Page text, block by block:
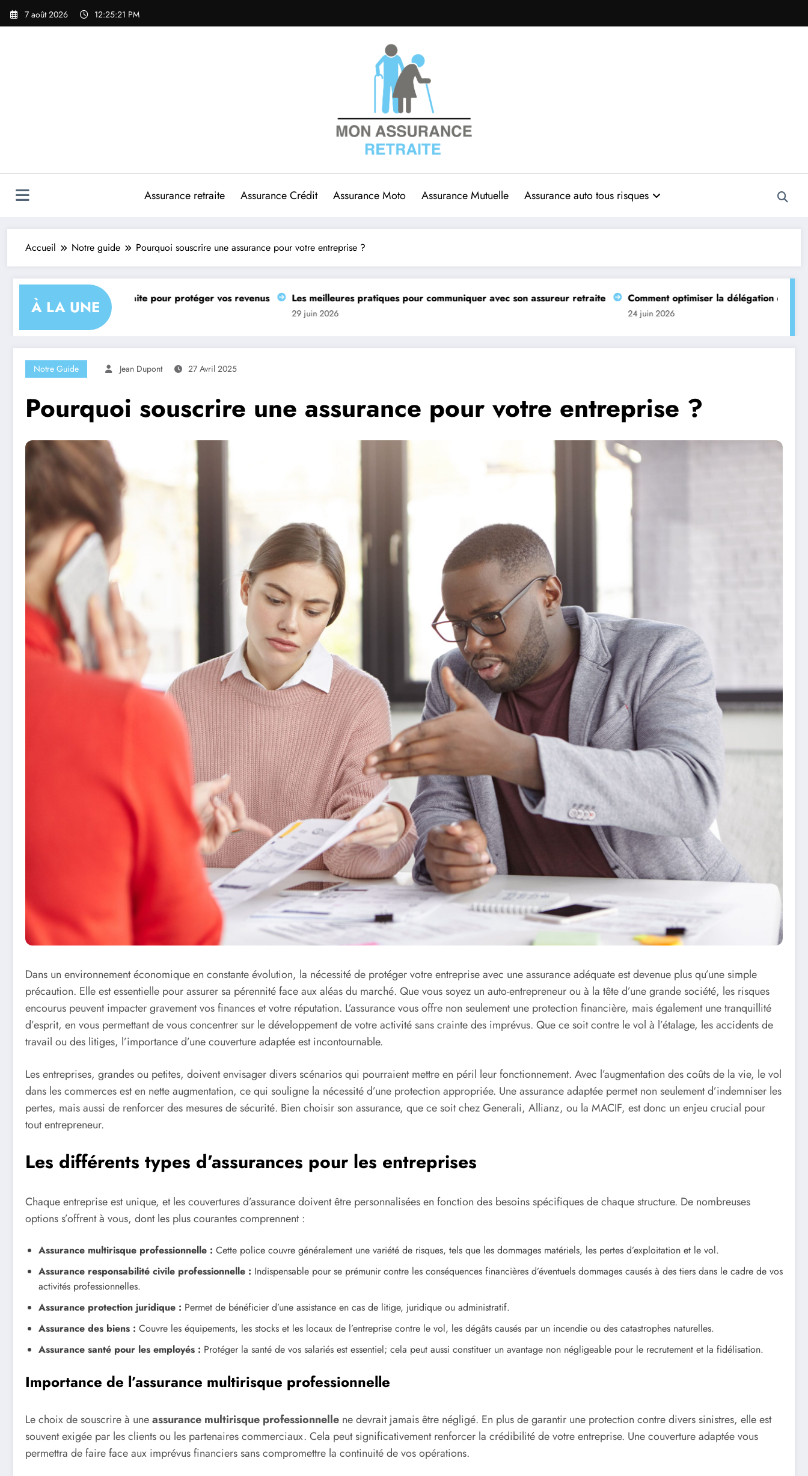
Aller
7 août 2026 12:25:23 PM
Assurance retraite Assurance Crédit Assurance Moto Assurance Mutuelle Assurance auto tous risques
Accueil Notre guide Pourquoi souscrire une assurance pour votre entreprise ?
À LA UNE
l’assurance retraite pour protéger vos revenus Les meilleures pratiques pour communiquer avec son assureur retraite Comment optimiser la délégation de gestion de
Notre Guide Jean Dupont 27 Avril 2025
Pourquoi souscrire une assurance pour votre entreprise ?
Dans un environnement économique en constante évolution, la nécessité de protéger votre entreprise avec une assurance adéquate est devenue plus qu’une simple
précaution. Elle est essentielle pour assurer sa pérennité face aux aléas du marché. Que vous soyez un auto-entrepreneur ou à la tête d’une grande société, les risques
encourus peuvent impacter gravement vos finances et votre réputation. L’assurance vous offre non seulement une protection financière, mais également une tranquillité
d’esprit, en vous permettant de vous concentrer sur le développement de votre activité sans crainte des imprévus. Que ce soit contre le vol à l’étalage, les accidents de
travail ou des litiges, l’importance d’une couverture adaptée est incontournable.
Les entreprises, grandes ou petites, doivent envisager divers scénarios qui pourraient mettre en péril leur fonctionnement. Avec l’augmentation des coûts de la vie, le vol
dans les commerces est en nette augmentation, ce qui souligne la nécessité d’une protection appropriée. Une assurance adaptée permet non seulement d’indemniser les
pertes, mais aussi de renforcer des mesures de sécurité. Bien choisir son assurance, que ce soit chez Generali, Allianz, ou la MACIF, est donc un enjeu crucial pour
tout entrepreneur.
Les différents types d’assurances pour les entreprises
Chaque entreprise est unique, et les couvertures d’assurance doivent être personnalisées en fonction des besoins spécifiques de chaque structure. De nombreuses
options s’offrent à vous, dont les plus courantes comprennent :
Assurance multirisque professionnelle : Cette police couvre généralement une variété de risques, tels que les dommages matériels, les pertes d’exploitation et le vol.
Assurance responsabilité civile professionnelle : Indispensable pour se prémunir contre les conséquences financières d’éventuels dommages causés à des tiers dans le cadre de vos
activités professionnelles.
Assurance protection juridique : Permet de bénéficier d’une assistance en cas de litige, juridique ou administratif.
Assurance des biens : Couvre les équipements, les stocks et les locaux de l’entreprise contre le vol, les dégâts causés par un incendie ou des catastrophes naturelles.
Assurance santé pour les employés : Protéger la santé de vos salariés est essentiel; cela peut aussi constituer un avantage non négligeable pour le recrutement et la fidélisation.
Importance de l’assurance multirisque professionnelle
Le choix de souscrire à uneassurance multirisque professionnelle ne devrait jamais être négligé. En plus de garantir une protection contre divers sinistres, elle est
souvent exigée par les clients ou les partenaires commerciaux. Cela peut significativement renforcer la crédibilité de votre entreprise. Une couverture adaptée vous
permettra de faire face aux imprévus financiers sans compromettre la continuité de vos opérations.